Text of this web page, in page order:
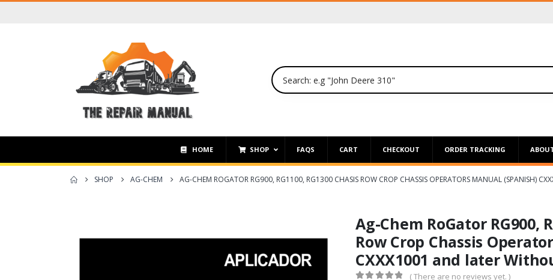
HOME SHOP FAQS CART CHECKOUT ORDER TRACKING
SHOP AG-CHEM AG-CHEM ROGATOR RG900, RG1100, RG1300 CHASIS ROW CROP CHASSIS OPERATORS MANUAL (SPANISH)
Ag-Chem RoGator RG900,
Row Crop Chassis
CXXX1001 and later
( There are no reviews yet. )